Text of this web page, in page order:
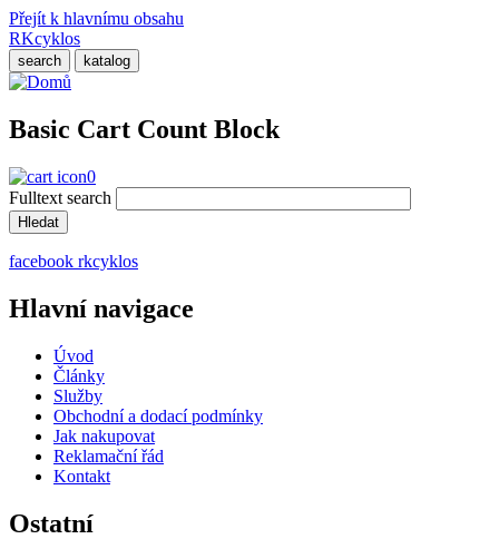
Přejít k hlavnímu obsahu
RKcyklos
search katalog
Basic Cart Count Block
0
Fulltext search
facebook rkcyklos
Hlavní navigace
Úvod
Články
Služby
Obchodní a dodací podmínky
Jak nakupovat
Reklamační řád
Kontakt
Ostatní